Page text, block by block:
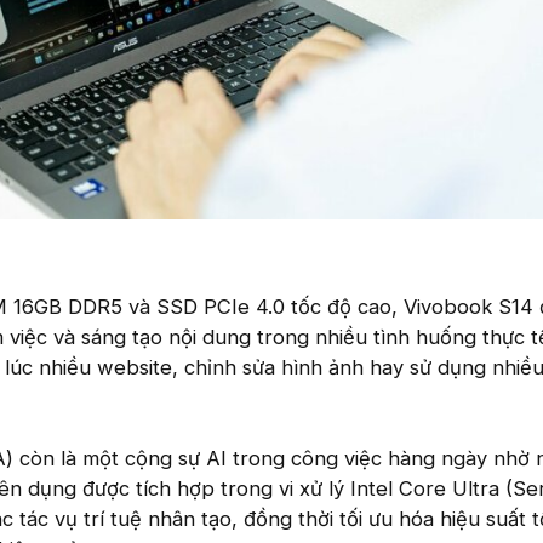
DDR5 và SSD PCIe 4.0 tốc độ cao, Vivobook S14
việc và sáng tạo nội dung trong nhiều tình huống thực
nhiều website, chỉnh sửa hình ảnh hay sử dụng
còn là một cộng sự AI trong công việc hàng ngày nhờ
dụng được tích hợp trong vi xử lý Intel Core Ultra
tác vụ trí tuệ nhân tạo, đồng thời tối ưu hóa hiệu suất